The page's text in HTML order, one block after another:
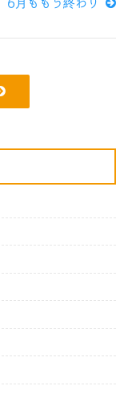
6月ももう終わり